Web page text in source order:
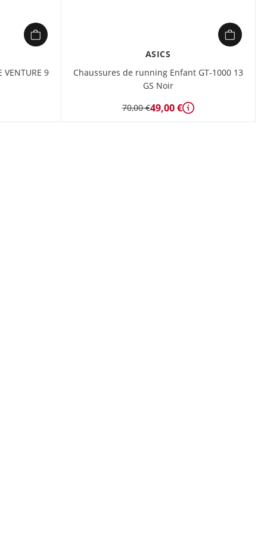
9
ASICS
Chaussures de running Enfant GT-1000 13
GS Noir
70,00 €49,00 € Détails